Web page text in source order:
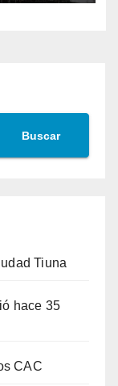
Buscar
Tiuna
hace 35
CAC